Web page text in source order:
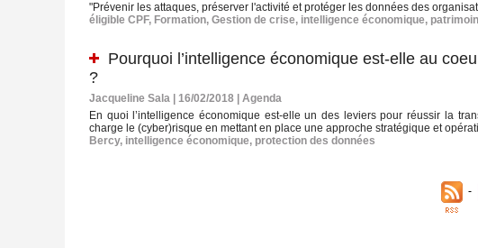
"Prévenir les attaques, préserver l'activité et protéger les données des
éligible CPF, Formation, Gestion de crise, intelligence économique,
Pourquoi l’intelligence économique est-elle au
?
Jacqueline Sala | 16/02/2018
Agenda
En quoi l’intelligence économique est-elle un des leviers pour réussir la
charge le (cyber)risque en mettant en place une approche stratégique et
Bercy, intelligence économique, protection des données